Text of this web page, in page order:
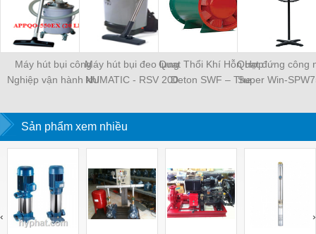
Máy hút bụi công
Nghiệp vận hành khí
Máy hút bụi đeo lưng
NUMATIC - RSV 200
Quạt Thổi Khí Hỗn Hợp
Deton SWF – The
Deton SWF
Quạt đứng công
Super Win-
Sản phẩm xem nhiều
‹ ›